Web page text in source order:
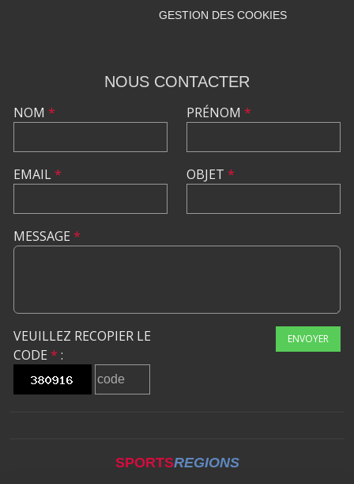
GESTION DES COOKIES
NOUS CONTACTER
NOM *
EMAIL*
PRÉNOM *
OBJET *
MESSAGE *
VEUILLEZ RECOPIER LE
CODE * :
ENVOYER
SPORTSREGIONS